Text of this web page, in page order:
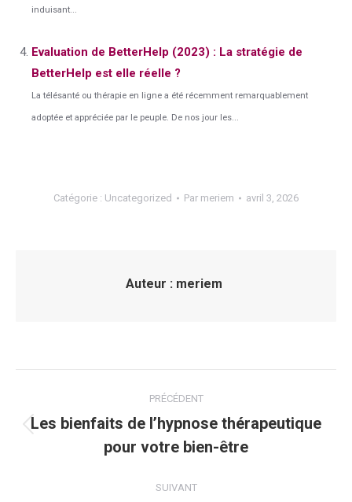
induisant...
Evaluation de BetterHelp (2023) : La stratégie de
BetterHelp est elle réelle ?
La télésanté ou thérapie en ligne a été récemment remarquablement
adoptée et appréciée par le peuple. De nos jour les...
Catégorie : Uncategorized Par meriem avril 3, 2026
Auteur : meriem
article
PRÉCÉDENT
Article
précédent
Les bienfaits de l’hypnose thérapeutique
pour votre bien-être
SUIVANT